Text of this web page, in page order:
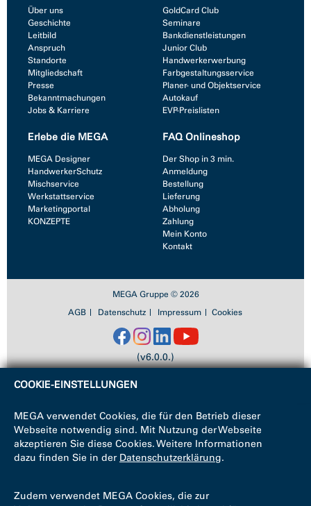
Über uns
Geschichte
Leitbild
Anspruch
Standorte
Mitgliedschaft
Presse
Bekanntmachungen
Jobs & Karriere
GoldCard Club
Seminare
Bankdienstleistungen
Junior Club
Handwerkerwerbung
Farbgestaltungsservice
Planer- und Objektservice
Autokauf
EVP-Preislisten
Erlebe die MEGA
MEGA Designer
HandwerkerSchutz
Mischservice
Werkstattservice
Marketingportal
KONZEPTE
FAQ Onlineshop
Der Shop in 3 min.
Anmeldung
Bestellung
Lieferung
Abholung
Zahlung
Mein Konto
Kontakt
MEGA Gruppe © 2026
AGB
Datenschutz Impressum Cookies
(v6.0.0.)
COOKIE-EINSTELLUNGEN
MEGA verwendet Cookies, die für den Betrieb dieser
Webseite notwendig sind. Mit Nutzung der Webseite
akzeptieren Sie diese Cookies. Weitere Informationen
dazu finden Sie in der Datenschutzerklärung.
Zudem verwendet MEGA Cookies, die zur